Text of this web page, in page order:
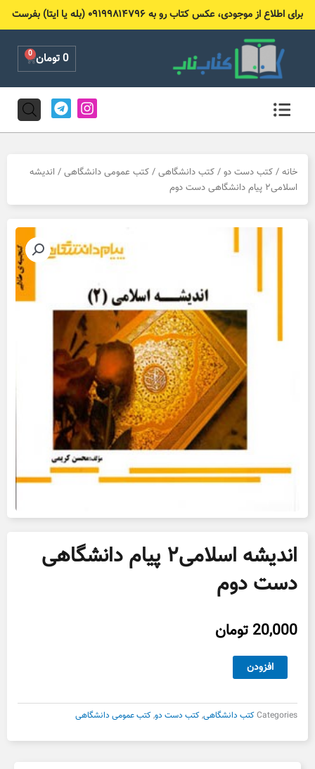
برای اطلاع از موجودی، عکس کتاب رو به ۰۹۱۹۹۸۱۴۷۹۶ (بله یا ایتا) بفرست
0تومان 0
Cart
I
n
s
a
g
a
T
e
l
r
m
خانه / کتب دست دو / کتب دانشگاهی / کتب عمومی دانشگاهی / اندیشه
اسلامی۲ پیام دانشگاهی دست دوم
اندیشه اسلامی۲ پیام دانشگاهی
دست دوم
20,000 تومان
اندیشه
اسلامی۲
دانشگاهی
دست
دوم
افزودن
Categoriesکتب دانشگاهی,کتب دست دو,کتب عمومی دانشگاهی